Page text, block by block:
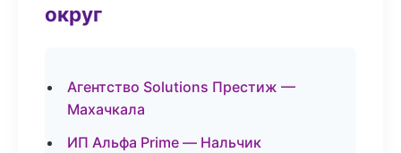
округ
Агентство Solutions Престиж —
Махачкала
ИП Альфа Prime — Нальчик